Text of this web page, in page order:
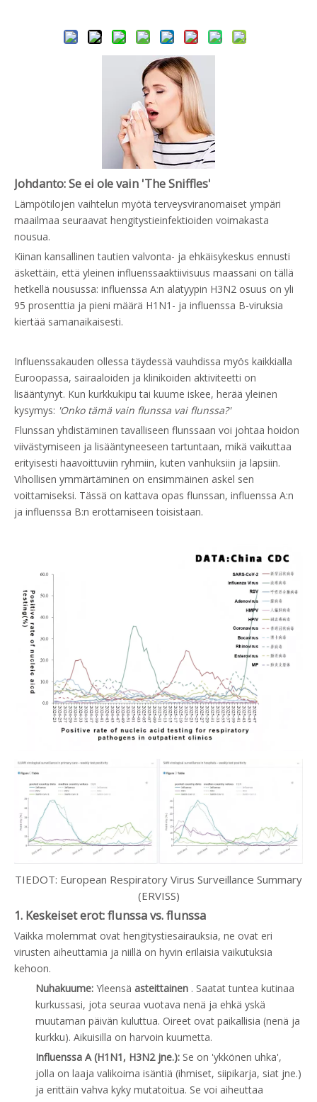
Johdanto: Se ei ole vain 'The Sniffles'
Lämpötilojen vaihtelun myötä terveysviranomaiset ympäri
maailmaa seuraavat hengitystieinfektioiden voimakasta
nousua.
Kiinan kansallinen tautien valvonta- ja ehkäisykeskus ennusti
äskettäin, että yleinen influenssaaktiivisuus maassani on tällä
hetkellä nousussa: influenssa A:n alatyypin H3N2 osuus on yli
95 prosenttia ja pieni määrä H1N1- ja influenssa B-viruksia
kiertää samanaikaisesti.
Influenssakauden ollessa täydessä vauhdissa myös kaikkialla
Euroopassa, sairaaloiden ja klinikoiden aktiviteetti on
lisääntynyt. Kun kurkkukipu tai kuume iskee, herää yleinen
kysymys: 'Onko tämä vain flunssa vai flunssa?'
Flunssan yhdistäminen tavalliseen flunssaan voi johtaa hoidon
viivästymiseen ja lisääntyneeseen tartuntaan, mikä vaikuttaa
erityisesti haavoittuviin ryhmiin, kuten vanhuksiin ja lapsiin.
Vihollisen ymmärtäminen on ensimmäinen askel sen
voittamiseksi. Tässä on kattava opas flunssan, influenssa A:n
ja influenssa B:n erottamiseen toisistaan.
TIEDOT: European Respiratory Virus Surveillance Summary
(ERVISS)
1. Keskeiset erot: flunssa vs. flunssa
Vaikka molemmat ovat hengitystiesairauksia, ne ovat eri
virusten aiheuttamia ja niillä on hyvin erilaisia ​​vaikutuksia
kehoon.
Nuhakuume: Yleensä asteittainen . Saatat tuntea kutinaa
kurkussasi, jota seuraa vuotava nenä ja ehkä yskä
muutaman päivän kuluttua. Oireet ovat paikallisia (nenä ja
kurkku). Aikuisilla on harvoin kuumetta.
Influenssa A (H1N1, H3N2 jne.): Se on 'ykkönen uhka',
jolla on laaja valikoima isäntiä (ihmiset, siipikarja, siat jne.)
ja erittäin vahva kyky mutatoitua. Se voi aiheuttaa